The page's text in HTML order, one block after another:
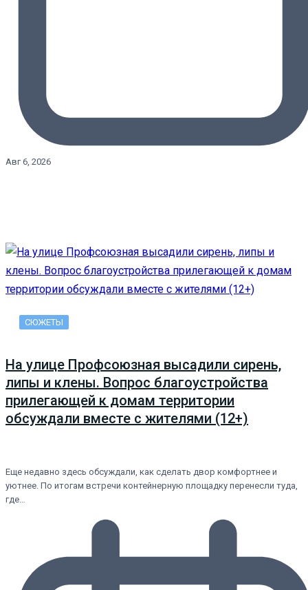
Авг 6, 2026
СЮЖЕТЫ
На улице Профсоюзная высадили сирень,
липы и клены. Вопрос благоустройства
прилегающей к домам территории
обсуждали вместе с жителями (12+)
Еще недавно здесь обсуждали, как сделать двор комфортнее и
уютнее. По итогам встречи контейнерную площадку перенесли туда,
где…